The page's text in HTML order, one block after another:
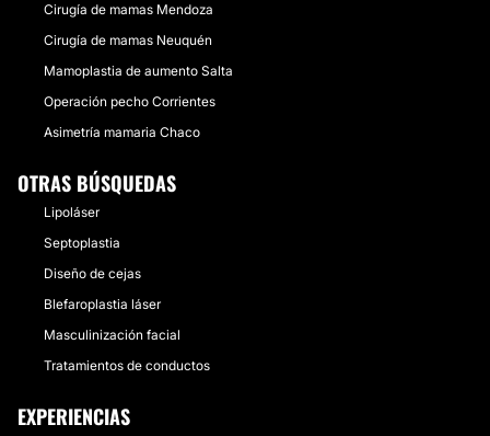
Cirugía de mamas Mendoza
Cirugía de mamas Neuquén
Mamoplastia de aumento Salta
Operación pecho Corrientes
Asimetría mamaria Chaco
OTRAS BÚSQUEDAS
Lipoláser
Septoplastia
Diseño de cejas
Blefaroplastia láser
Masculinización facial
Tratamientos de conductos
EXPERIENCIAS